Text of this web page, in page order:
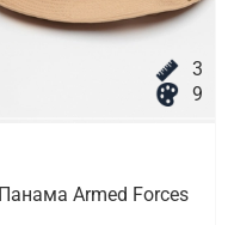
3
9
Панама Armed Forces